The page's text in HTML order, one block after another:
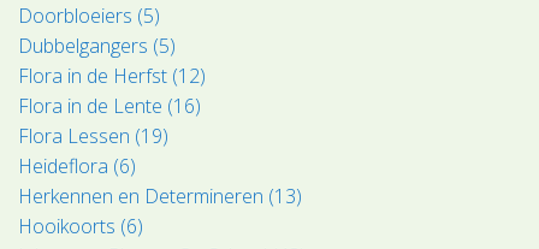
Doorbloeiers (5)
Dubbelgangers (5)
Flora in de Herfst (12)
Flora in de Lente (16)
Flora Lessen (19)
Heideflora (6)
Herkennen en Determineren (13)
Hooikoorts (6)